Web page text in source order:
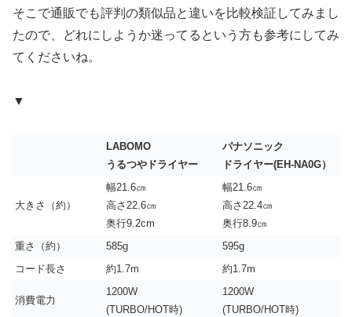
そこで通販でも評判の類似品と違いを比較検証してみまし
たので、どれにしようか迷ってるという方も参考にしてみ
てくださいね。
▼
LABOMO
うるつやドライヤー
パナソニック
ドライヤー(EH-NA0G）
大きさ（約）
幅21.6㎝
高さ22.6㎝
奥行9.2cm
幅21.6㎝
高さ22.4㎝
奥行8.9㎝
重さ（約）
585g
595g
コード長さ
約1.7m 約1.7m
消費電力
1200W
(TURBO/HOT時)
1200W
(TURBO/HOT時)